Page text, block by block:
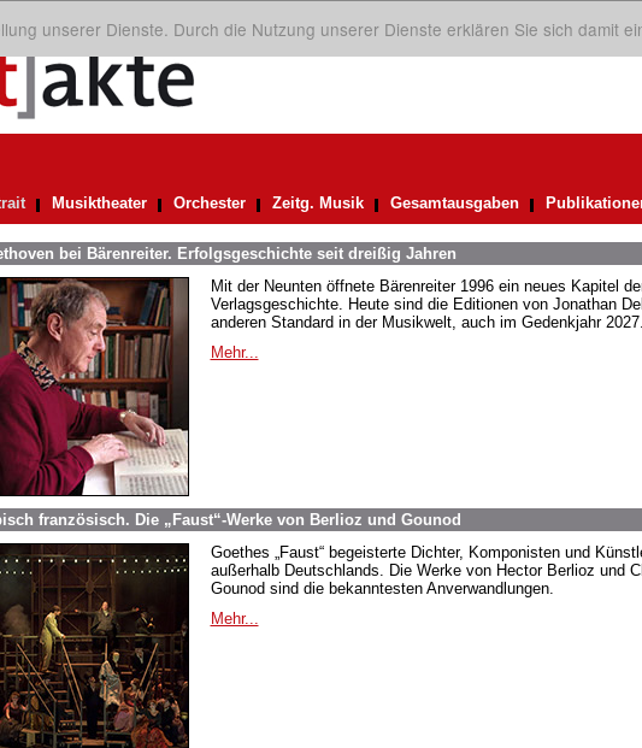
unserer Dienste. Durch die Nutzung unserer Dienste erklären Sie sich damit
Musiktheater Orchester Zeitg. Musik Gesamtausgaben
bei Bärenreiter. Erfolgsgeschichte seit dreißig Jahren
Mit der Neunten öffnete Bärenreiter 1996 ein neues Kapitel
Verlagsgeschichte. Heute sind die Editionen von Jonathan
anderen Standard in der Musikwelt, auch im Gedenkjahr 2027.
Mehr...
französisch. Die „Faust“-Werke von Berlioz und Gounod
Goethes „Faust“ begeisterte Dichter, Komponisten und
außerhalb Deutschlands. Die Werke von Hector Berlioz und
Gounod sind die bekanntesten Anverwandlungen.
Mehr...